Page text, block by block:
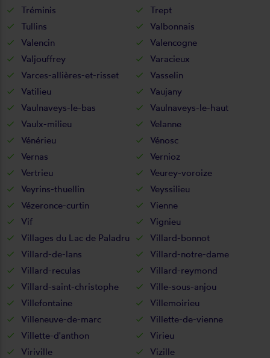
Tréminis
Trept
Tullins
Valbonnais
Valencin
Valencogne
Valjouffrey
Varacieux
Varces-allières-et-risset
Vasselin
Vatilieu
Vaujany
Vaulnaveys-le-bas
Vaulnaveys-le-haut
Vaulx-milieu
Velanne
Vénérieu
Vénosc
Vernas
Vernioz
Vertrieu
Veurey-voroize
Veyrins-thuellin
Veyssilieu
Vézeronce-curtin
Vienne
Vif
Vignieu
Villages du Lac de Paladru
Villard-bonnot
Villard-de-lans
Villard-notre-dame
Villard-reculas
Villard-reymond
Villard-saint-christophe
Ville-sous-anjou
Villefontaine
Villemoirieu
Villeneuve-de-marc
Villette-de-vienne
Villette-d'anthon
Virieu
Viriville
Vizille